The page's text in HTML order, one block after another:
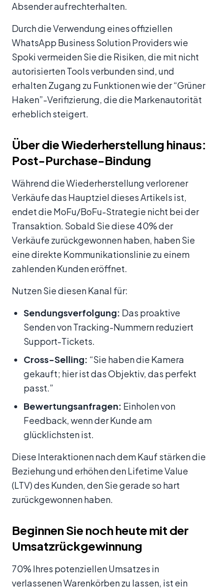
Absender aufrechterhalten.
Durch die Verwendung eines offiziellen
WhatsApp Business Solution Providers wie
Spoki vermeiden Sie die Risiken, die mit nicht
autorisierten Tools verbunden sind, und
erhalten Zugang zu Funktionen wie der “Grüner
Haken”-Verifizierung, die die Markenautorität
erheblich steigert.
Über die Wiederherstellung hinaus:
Post-Purchase-Bindung
Während die Wiederherstellung verlorener
Verkäufe das Hauptziel dieses Artikels ist,
endet die MoFu/BoFu-Strategie nicht bei der
Transaktion. Sobald Sie diese 40% der
Verkäufe zurückgewonnen haben, haben Sie
eine direkte Kommunikationslinie zu einem
zahlenden Kunden eröffnet.
Nutzen Sie diesen Kanal für:
Sendungsverfolgung: Das proaktive
Senden von Tracking-Nummern reduziert
Support-Tickets.
Cross-Selling: “Sie haben die Kamera
gekauft; hier ist das Objektiv, das perfekt
passt.”
Bewertungsanfragen: Einholen von
Feedback, wenn der Kunde am
glücklichsten ist.
Diese Interaktionen nach dem Kauf stärken die
Beziehung und erhöhen den Lifetime Value
(LTV) des Kunden, den Sie gerade so hart
zurückgewonnen haben.
Beginnen Sie noch heute mit der
Umsatzrückgewinnung
70% Ihres potenziellen Umsatzes in
verlassenen Warenkörben zu lassen, ist ein